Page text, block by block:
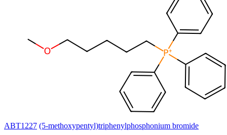
ABT1227 (5-methoxypentyl)triphenylphosphonium bromide